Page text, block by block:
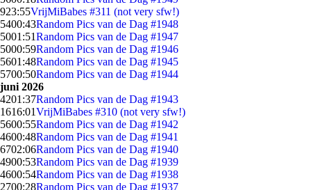
923:55VrijMiBabes #311 (not very sfw!)
5400:43Random Pics van de Dag #1948
5001:51Random Pics van de Dag #1947
5000:59Random Pics van de Dag #1946
5601:48Random Pics van de Dag #1945
5700:50Random Pics van de Dag #1944
juni 2026
4201:37Random Pics van de Dag #1943
1616:01VrijMiBabes #310 (not very sfw!)
5600:55Random Pics van de Dag #1942
4600:48Random Pics van de Dag #1941
6702:06Random Pics van de Dag #1940
4900:53Random Pics van de Dag #1939
4600:54Random Pics van de Dag #1938
2700:28Random Pics van de Dag #1937